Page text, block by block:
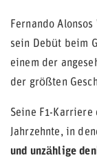
Fernando
sein Debüt beim
einem der
der größten
Seine F1-
Jahrzehnte, in
und unzählige